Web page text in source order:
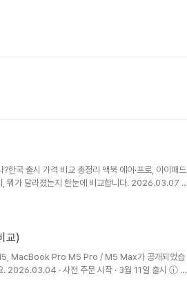
국 출시 가격 비교 총정리 맥북 에어·프로, 아이패드
뭐가 달라졌는지 한눈에 비교합니다. 2026.03.07 ·
가격 동결아이패드 프로 01 2026년 애플 신제품,
교)
MacBook Pro M5 Pro / M5 Max가 공개되었습
. 2026.03.04 · 사전 주문 시작 · 3월 11일 출시 ⓘ 이
제공받습니다. Chip Architecture M4 vs M5, 무엇